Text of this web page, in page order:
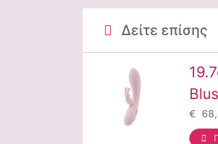
Δείτε επίσης
€